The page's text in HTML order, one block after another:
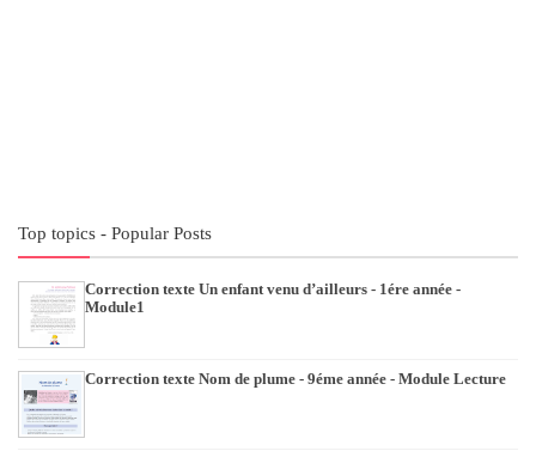
Top topics - Popular Posts
Correction texte Un enfant venu d’ailleurs - 1ére année -
Module1
Correction texte Nom de plume - 9éme année - Module Lecture